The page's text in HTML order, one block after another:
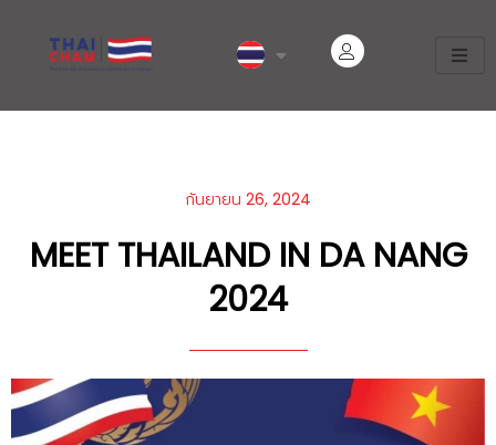
กันยายน 26, 2024
MEET THAILAND IN DA NANG
2024